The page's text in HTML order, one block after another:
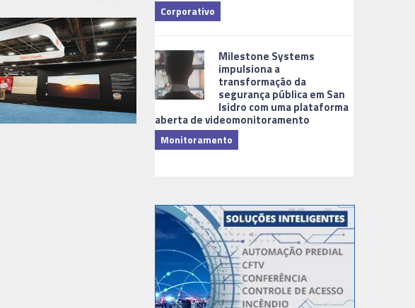
Corporativo
Milestone Systems
impulsiona a
transformação da
segurança pública em San
Isidro com uma plataforma
aberta de videomonitoramento
Monitoramento